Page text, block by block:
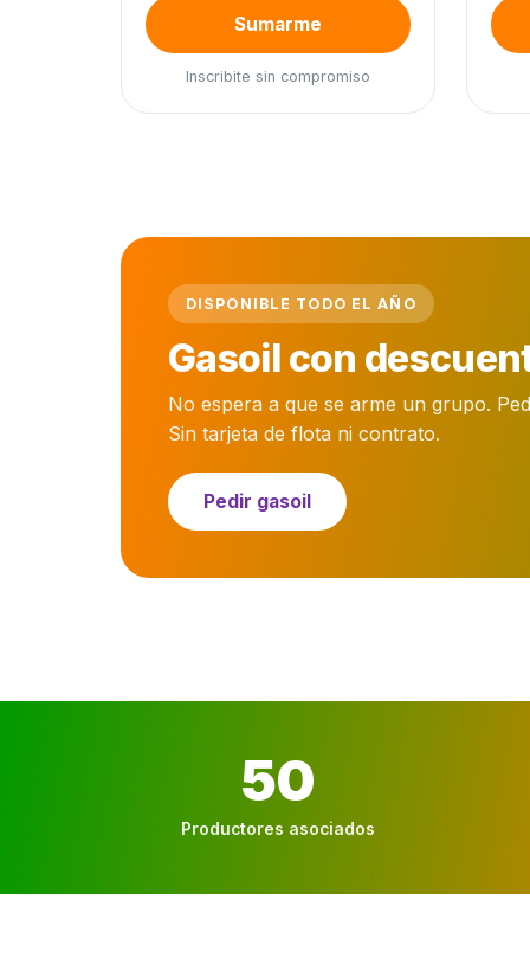
Sumarme
Inscribite sin compromiso
DISPONIBLE TODO EL AÑO
Gasoil con
No espera a que se arme un grupo.
Sin tarjeta de flota ni contrato.
Pedir gasoil
50
Productores asociados